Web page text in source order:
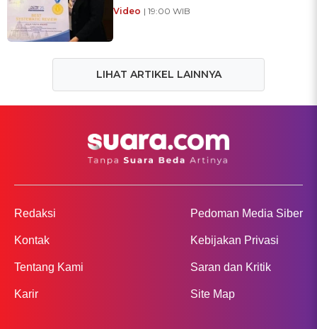
Video | 19:00 WIB
LIHAT ARTIKEL LAINNYA
Redaksi
Kontak
Tentang Kami
Karir
Pedoman Media Siber
Kebijakan Privasi
Saran dan Kritik
Site Map